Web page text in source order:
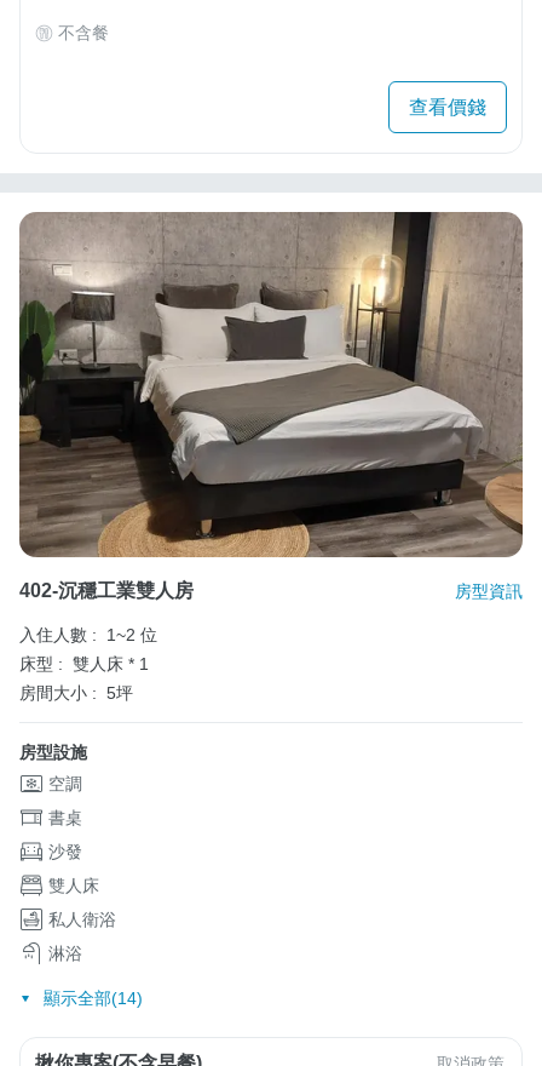
不含餐
查看價錢
402-沉穩工業雙人房 房型資訊
入住人數 :
1~2 位
床型 : 雙人床 * 1
房間大小 : 5坪
房型設施
空調
書桌
沙發
雙人床
私人衛浴
淋浴
顯示全部(14)